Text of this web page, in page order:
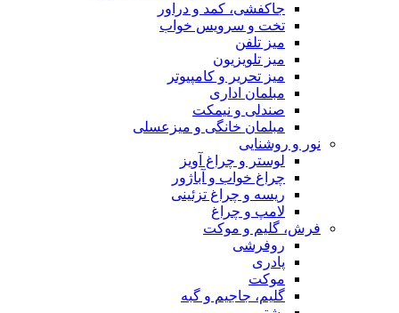
جاکفشی، کمد و دراور
تخت و سرویس خواب
میز تلفن
میز تلویزیون
میز تحریر و کامپیوتر
مبلمان اداری
صندلی و نیمکت
مبلمان خانگی و میزعسلی
نور و روشنایی
لوستر و چراغ آویز
چراغ خواب و آباژور
ریسه و چراغ تزئینی
لامپ و چراغ
فرش، گلیم و موکت
روفرشی
پادری
موکت
گلیم، جاجیم و گبه